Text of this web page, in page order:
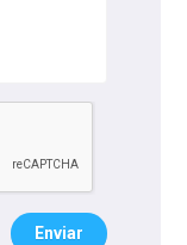
Enviar